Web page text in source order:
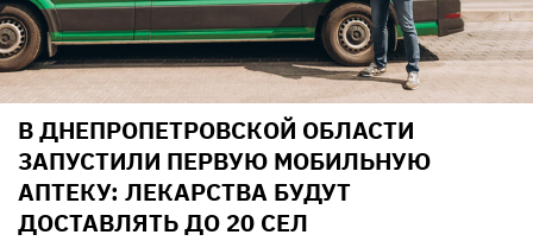
В ДНЕПРОПЕТРОВСКОЙ ОБЛАСТИ
ЗАПУСТИЛИ ПЕРВУЮ МОБИЛЬНУЮ
АПТЕКУ: ЛЕКАРСТВА БУДУТ
ДОСТАВЛЯТЬ ДО 20 СЕЛ